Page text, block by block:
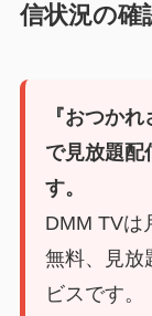
信状況の確
『おつか
で見放題配
す。
DMM TVは
無料、見放
ビスです